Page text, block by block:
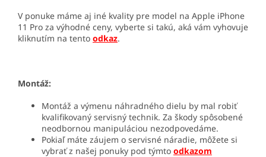
V ponuke máme aj iné kvality pre model na Apple iPhone
11 Pro za výhodné ceny, vyberte si takú, aká vám vyhovuje
kliknutím na tento odkaz.
Montáž:
Montáž a výmenu náhradného dielu by mal robiť
kvalifikovaný servisný technik. Za škody spôsobené
neodbornou manipuláciou nezodpovedáme.
Pokiaľ máte záujem o servisné náradie, môžete si
vybrať z našej ponuky pod týmto odkazom